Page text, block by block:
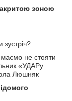
зоною
зустріч?
не стояти
«УДАРу
Люшняк